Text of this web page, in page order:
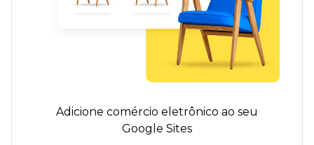
Adicione comércio eletrônico ao seu
Google Sites